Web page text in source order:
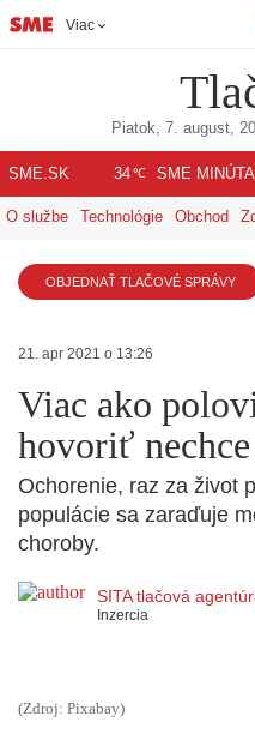
Viac
Piatok, 7. august,
SME.SK 34℃ SME MINÚTA
O službe Technológie Obchod
OBJEDNAŤ TLAČOVÉ SPRÁVY
21. apr 2021 o 13:26
Viac ako
hovoriť
Ochorenie, raz za život
populácie sa zaraďuje
choroby.
SITA tlačová
Inzercia
(Zdroj: Pixabay)